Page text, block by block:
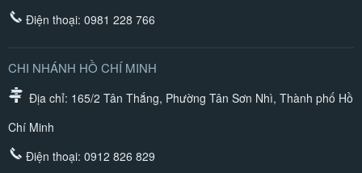
Điện thoại: 0981 228 766
CHI NHÁNH HỒ CHÍ MINH
Địa chỉ: 165/2 Tân Thắng, Phường Tân Sơn Nhì, Thành phố Hồ
Chí Minh
Điện thoại: 0912 826 829